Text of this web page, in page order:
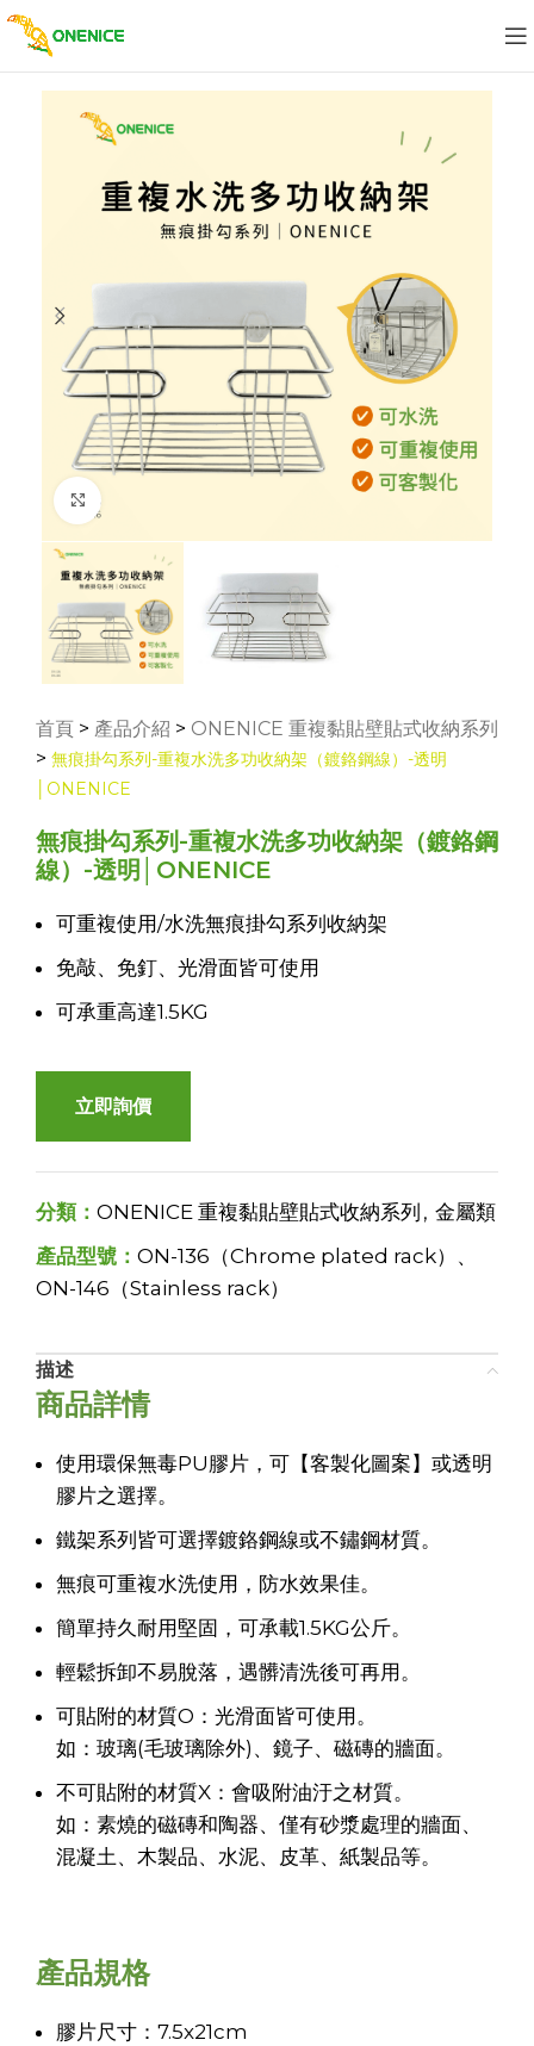
首頁 > 產品介紹 > ONENICE 重複黏貼壁貼式收納系列
> 無痕掛勾系列-重複水洗多功收納架（鍍鉻鋼線）-透明
│ONENICE
無痕掛勾系列-重複水洗多功收納架（鍍鉻鋼
線）-透明│ONENICE
可重複使用/水洗無痕掛勾系列收納架
免敲、免釘、光滑面皆可使用
可承重高達1.5KG
立即詢價
分類： ONENICE 重複黏貼壁貼式收納系列 , 金屬類
產品型號： ON-136（Chrome plated rack）、
ON-146（Stainless rack）
描述
商品詳情
使用環保無毒PU膠片，可【客製化圖案】或透明
膠片之選擇。
鐵架系列皆可選擇鍍鉻鋼線或不鏽鋼材質。
無痕可重複水洗使用，防水效果佳。
簡單持久耐用堅固，可承載1.5KG公斤。
輕鬆拆卸不易脫落，遇髒清洗後可再用。
可貼附的材質O：光滑面皆可使用。
如：玻璃(毛玻璃除外)、鏡子、磁磚的牆面。
不可貼附的材質X：會吸附油汙之材質。
如：素燒的磁磚和陶器、僅有砂漿處理的牆面、
混凝土、木製品、水泥、皮革、紙製品等。
產品規格
膠片尺寸：7.5x21cm